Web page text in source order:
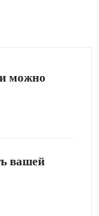
можно
вашей